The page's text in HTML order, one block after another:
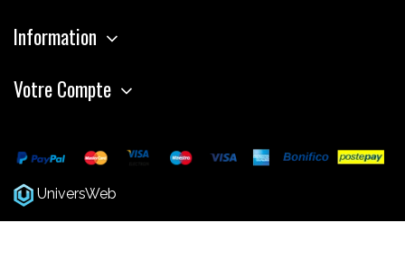
Information
Votre Compte
UniversWeb